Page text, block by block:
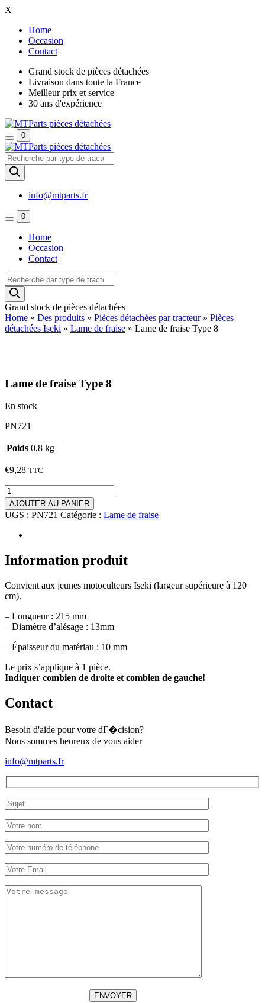
X
Home
Occasion
Contact
Grand stock de pièces détachées
Livraison dans toute la France
Meilleur prix et service
30 ans d'expérience
0
Recherche
de
produits
info@mtparts.fr
0
Home
Occasion
Contact
Recherche
de
produits
Grand stock de pièces détachées
Home » Des produits » Pièces détachées par tracteur» Pièces
détachées Iseki » Lame de fraise » Lame de fraise Type 8
Lame de fraise Type 8
En stock
PN721
Poids 0,8 kg
€9,28 TTC
quantité
de
Lame
de
fraise
8
AJOUTER AU PANIER
UGS : PN721 Catégorie : Lame de fraise
Information produit
Convient aux jeunes motoculteurs Iseki (largeur supérieure à 120
cm).
– Longueur : 215 mm
– Diamètre d’alésage : 13mm
– Épaisseur du matériau : 10 mm
Le prix s’applique à 1 pièce.
Indiquer combien de droite et combien de gauche!
Contact
Besoin d'aide pour votre dГ�cision?
Nous sommes heureux de vous aider
info@mtparts.fr
ENVOYER